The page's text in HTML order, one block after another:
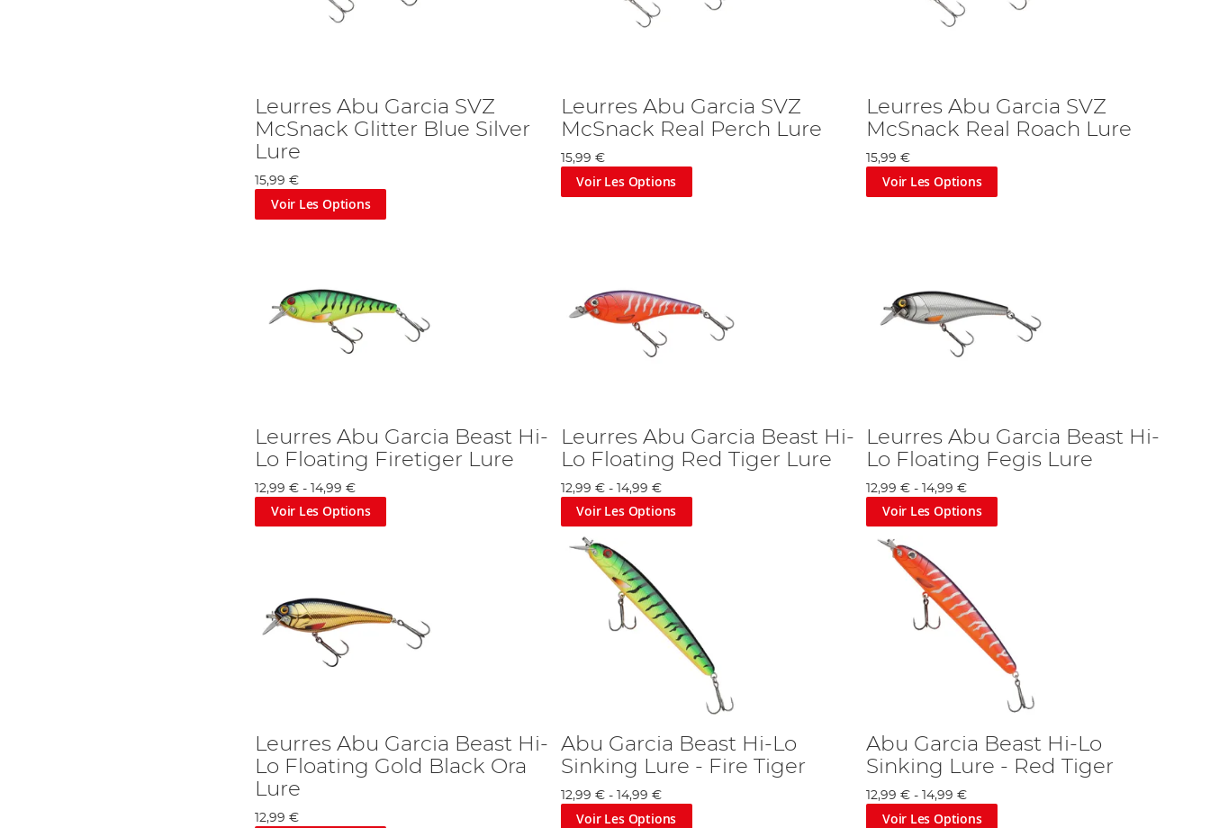
Leurres Abu Garcia SVZ
McSnack Glitter Blue Silver
Lure
15,99 €
Voir Les Options
Leurres Abu Garcia SVZ
McSnack Real Perch Lure
15,99 €
Voir Les Options
Leurres Abu Garcia SVZ
McSnack Real Roach Lure
15,99 €
Voir Les Options
Leurres Abu Garcia Beast Hi-
Lo Floating Firetiger Lure
12,99 € -14,99 €
Voir Les Options
Leurres Abu Garcia Beast Hi-
Lo Floating Red Tiger Lure
12,99 €- 14,99 €
Voir Les Options
Leurres Abu Garcia Beast Hi-
Lo Floating Fegis Lure
12,99 € -14,99 €
Voir Les Options
Leurres Abu Garcia Beast Hi-
Lo Floating Gold Black Ora
Lure
12,99 €
Abu Garcia Beast Hi-Lo
Sinking Lure - Fire Tiger
12,99 €- 14,99 €
Voir Les Options
Abu Garcia Beast Hi-Lo
Sinking Lure - Red Tiger
12,99 € - 14,99 €
Voir Les Options